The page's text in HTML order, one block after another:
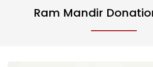
Ram Mandir